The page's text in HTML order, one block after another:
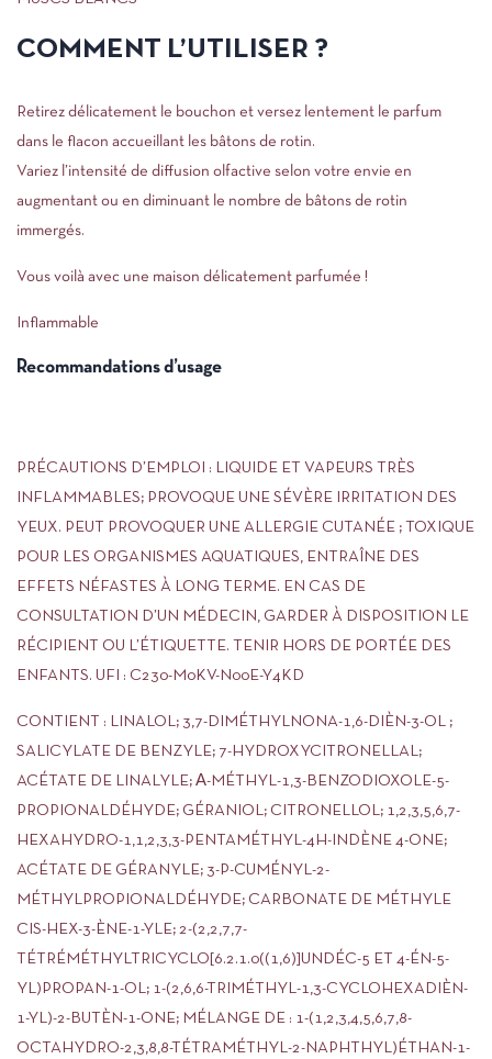
COMMENT L’UTILISER ?
Retirez délicatement le bouchon et versez lentement le parfum
dans le flacon accueillant les bâtons de rotin.
Variez l’intensité de diffusion olfactive selon votre envie en
augmentant ou en diminuant le nombre de bâtons de rotin
immergés.
Vous voilà avec une maison délicatement parfumée !
Inflammable
Recommandations d’usage
PRÉCAUTIONS D’EMPLOI : LIQUIDE ET VAPEURS TRÈS
INFLAMMABLES; PROVOQUE UNE SÉVÈRE IRRITATION DES
YEUX. PEUT PROVOQUER UNE ALLERGIE CUTANÉE ; TOXIQUE
POUR LES ORGANISMES AQUATIQUES, ENTRAÎNE DES
EFFETS NÉFASTES À LONG TERME. EN CAS DE
CONSULTATION D’UN MÉDECIN, GARDER À DISPOSITION LE
RÉCIPIENT OU L’ÉTIQUETTE. TENIR HORS DE PORTÉE DES
ENFANTS. UFI : C230-M0KV-N00E-Y4KD
CONTIENT : LINALOL; 3,7-DIMÉTHYLNONA-1,6-DIÈN-3-OL ;
SALICYLATE DE BENZYLE; 7-HYDROXYCITRONELLAL;
ACÉTATE DE LINALYLE; Α-MÉTHYL-1,3-BENZODIOXOLE-5-
PROPIONALDÉHYDE; GÉRANIOL; CITRONELLOL; 1,2,3,5,6,7-
HEXAHYDRO-1,1,2,3,3-PENTAMÉTHYL-4H-INDÈNE 4-ONE;
ACÉTATE DE GÉRANYLE; 3-P-CUMÉNYL-2-
MÉTHYLPROPIONALDÉHYDE; CARBONATE DE MÉTHYLE
CIS-HEX-3-ÈNE-1-YLE; 2-(2,2,7,7-
TÉTRÉMÉTHYLTRICYCLO[6.2.1.0((1,6)]UNDÉC-5 ET 4-ÉN-5-
YL)PROPAN-1-OL; 1-(2,6,6-TRIMÉTHYL-1,3-CYCLOHEXADIÈN-
1-YL)-2-BUTÈN-1-ONE; MÉLANGE DE : 1-(1,2,3,4,5,6,7,8-
OCTAHYDRO-2,3,8,8-TÉTRAMÉTHYL-2-NAPHTHYL)ÉTHAN-1-